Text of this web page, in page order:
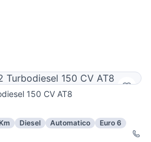
150 CV AT8
Diesel Automatico
Euro 6